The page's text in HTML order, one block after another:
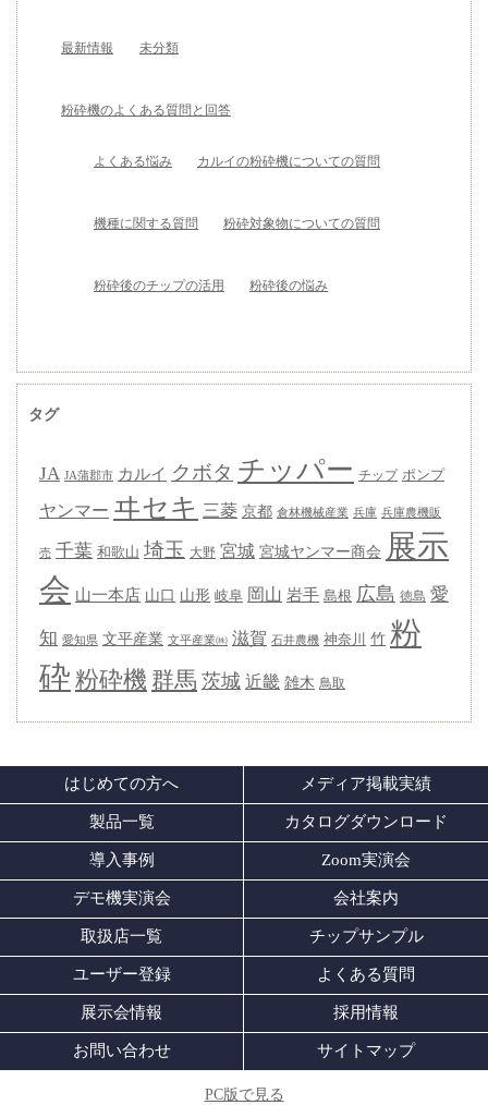
最新情報 未分類
粉砕機のよくある質問と回答
よくある悩み カルイの粉砕機についての質問
機種に関する質問 粉砕対象物についての質問
粉砕後のチップの活用 粉砕後の悩み
タグ
JA JA蒲郡市 カルイ クボタ チッパー チップ ポンプ
ヤンマー ヰセキ 三菱 京都 倉林機械産業 兵庫 兵庫農機販
売 千葉 和歌山 埼玉 大野 宮城 宮城ヤンマー商会 展示
会 山一本店 山口 山形 岐阜 岡山 岩手 島根 広島 徳島 愛
知 愛知県 文平産業 文平産業㈱ 滋賀 石井農機 神奈川 竹 粉
砕 粉砕機 群馬 茨城 近畿 雑木 鳥取
はじめての方へ メディア掲載実績
製品一覧 カタログダウンロード
導入事例 Zoom実演会
デモ機実演会 会社案内
取扱店一覧 チップサンプル
ユーザー登録 よくある質問
展示会情報 採用情報
お問い合わせ サイトマップ
PC版で見る